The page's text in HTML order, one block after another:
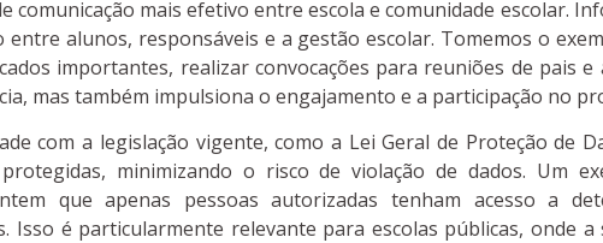
comunicação mais efetivo entre escola e comunidade escolar.
alunos, responsáveis e a gestão escolar. Tomemos o
importantes, realizar convocações para reuniões de pais
mas também impulsiona o engajamento e a participação no
com a legislação vigente, como a Lei Geral de Proteção de
minimizando o risco de violação de dados. Um
que apenas pessoas autorizadas tenham acesso a
Isso é particularmente relevante para escolas públicas, onde